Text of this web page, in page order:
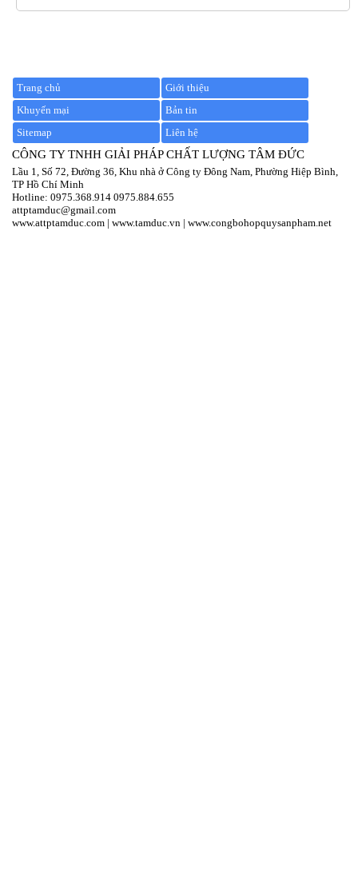
Trang chủ
Giới thiệu
Khuyến mại
Bản tin
Sitemap
Liên hệ
CÔNG TY TNHH GIẢI PHÁP CHẤT LƯỢNG TÂM ĐỨC
Lầu 1, Số 72, Đường 36, Khu nhà ở Công ty Đông Nam, Phường Hiệp Bình,
TP Hồ Chí Minh
Hotline: 0975.368.914 0975.884.655
attptamduc@gmail.com
www.attptamduc.com | www.tamduc.vn | www.congbohopquysanpham.net